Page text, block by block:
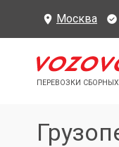
Москва
ПЕРЕВОЗКИ